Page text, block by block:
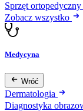
Sprzęt ortopedyczny
Zobacz wszystko
Medycyna
Wróć
Dermatologia
Diagnostyka